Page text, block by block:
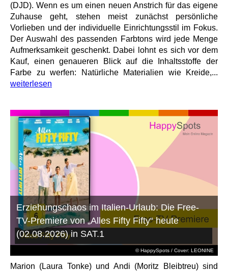
(DJD). Wenn es um einen neuen Anstrich für das eigene
Zuhause geht, stehen meist zunächst persönliche
Vorlieben und der individuelle Einrichtungsstil im Fokus.
Der Auswahl des passenden Farbtons wird jede Menge
Aufmerksamkeit geschenkt. Dabei lohnt es sich vor dem
Kauf, einen genaueren Blick auf die Inhaltsstoffe der
Farbe zu werfen: Natürliche Materialien wie Kreide,...
weiterlesen
© HappySpots / Cover: LEONINE
Erziehungschaos im Italien-Urlaub: Die Free-
TV-Premiere von „Alles Fifty Fifty“ heute
(02.08.2026) in SAT.1
Marion (Laura Tonke) und Andi (Moritz Bleibtreu) sind